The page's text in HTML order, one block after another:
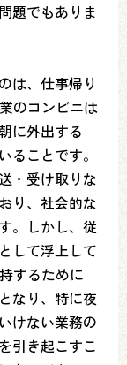
題でもありま
は、仕事帰り
のコンビニは
に外出する
ることです。
・受け取りな
り、社会的な
。しかし、従
して浮上して
するために
なり、特に夜
けない業務の
引き起こすこ